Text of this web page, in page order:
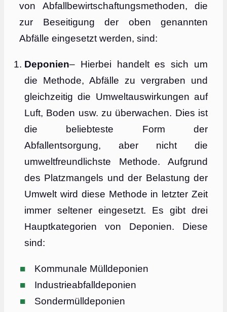
von Abfallbewirtschaftungsmethoden, die
zur Beseitigung der oben genannten
Abfälle eingesetzt werden, sind:
Deponien– Hierbei handelt es sich um
die Methode, Abfälle zu vergraben und
gleichzeitig die Umweltauswirkungen auf
Luft, Boden usw. zu überwachen. Dies ist
die beliebteste Form der
Abfallentsorgung, aber nicht die
umweltfreundlichste Methode. Aufgrund
des Platzmangels und der Belastung der
Umwelt wird diese Methode in letzter Zeit
immer seltener eingesetzt. Es gibt drei
Hauptkategorien von Deponien. Diese
sind:
Kommunale Mülldeponien
Industrieabfalldeponien
Sondermülldeponien